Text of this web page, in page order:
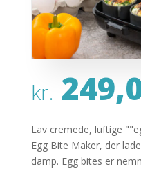
kr.
Lav cremede, luftige
Egg Bite Maker, der
damp. Egg bites er